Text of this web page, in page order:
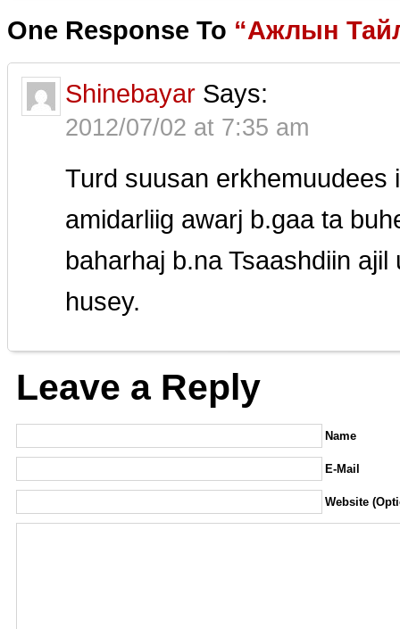
One Response To “Ажлын
Shinebayar Says:
2012/07/02 at 7:35 am
Turd suusan erkhemuudees
amidarliig awarj b.gaa ta
baharhaj b.na Tsaashdiin
husey.
Leave a Reply
Name
E-Mail
Website